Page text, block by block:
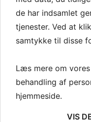
de har indsamlet
tjenester. Ved at
samtykke til disse
Læs mere om
behandling af
hjemmeside.
VIS